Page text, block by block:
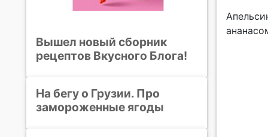
Вышел новый сборник
рецептов Вкусного Блога!
На бегу о Грузии. Про
замороженные ягоды